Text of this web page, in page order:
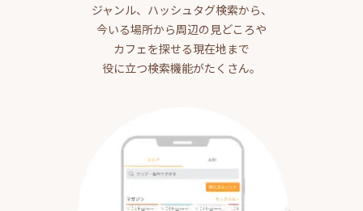
ジャンル、ハッシュタグ検索から、
今いる場所から周辺の見どころや
カフェを探せる現在地まで
役に立つ検索機能がたくさん。